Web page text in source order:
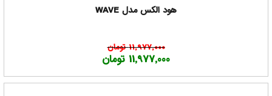
هود الکس مدل WAVE
11,977,000 تومان
11,977,000 تومان